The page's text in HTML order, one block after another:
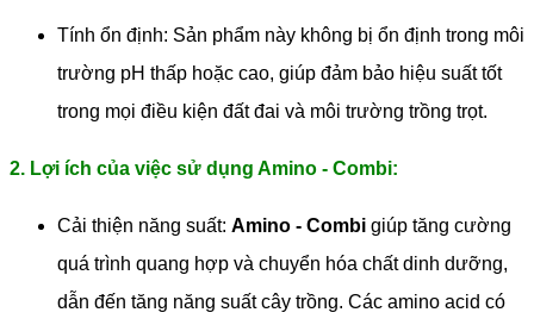
Tính ổn định: Sản phẩm này không bị ổn định trong môi
trường pH thấp hoặc cao, giúp đảm bảo hiệu suất tốt
trong mọi điều kiện đất đai và môi trường trồng trọt.
2. Lợi ích của việc sử dụng Amino - Combi:
Cải thiện năng suất: Amino - Combi giúp tăng cường
quá trình quang hợp và chuyển hóa chất dinh dưỡng,
dẫn đến tăng năng suất cây trồng. Các amino acid có